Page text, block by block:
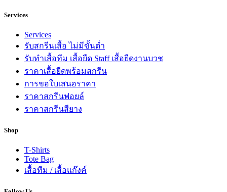
Services
Services
รับสกรีนเสื้อ ไม่มีขั้นต่ำ
รับทำเสื้อทีม เสื้อยืด Staff เสื้อยืดงานบวช
ราคาเสื้อยืดพร้อมสกรีน
การขอใบเสนอราคา
ราคาสกรีนฟอยล์
ราคาสกรีนสียาง
Shop
T-Shirts
Tote Bag
เสื้อทีม / เสื้อแก๊งค์